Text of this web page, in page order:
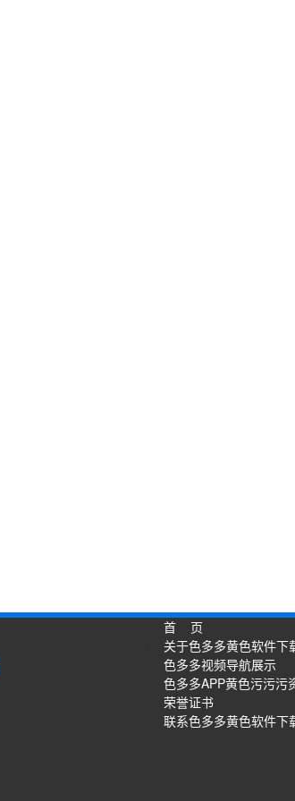
首 页
关于色多多黄色软件下
色多多视频导航展示
色多多APP黄色污污污
荣誉证书
联系色多多黄色软件下